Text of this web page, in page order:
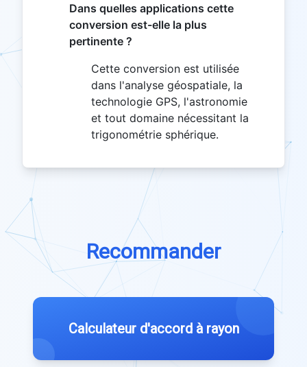
Dans quelles applications cette
conversion est-elle la plus
pertinente ?
Cette conversion est utilisée
dans l'analyse géospatiale, la
technologie GPS, l'astronomie
et tout domaine nécessitant la
trigonométrie sphérique.
Recommander
Calculateur d'accord à rayon